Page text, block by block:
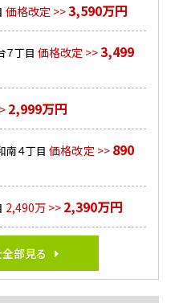
価格改定 >>3,590万円
７丁目 価格改定 >>3,499
2,999万円
南４丁目 価格改定 >> 890
2,490万 >> 2,390万円
部見る